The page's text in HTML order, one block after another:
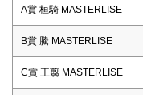
A賞 桓騎 MASTERLISE
B賞 騰 MASTERLISE
C賞 王翦 MASTERLISE